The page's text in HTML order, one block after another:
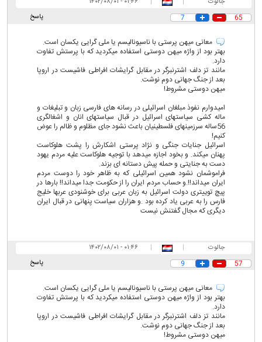
پاسخ
65
7
معانی میهن پرستی با ناسیونالیسم یا ملی گرایی یکسان است.
بهتر بود از واژه میهن دوستی استفاده میکردید که با پرستش تفاوت
دارد.
مانند تز دلف اشترنبرگر در مقابل گرایشات افراطی فاشیست در اروپا
بعد از جنگ جهانی دوم نوشت.
میهن دوستی مشروط!
امیدوارم نفوذ مبلغان اسرائیلی در رسانه های فارسی زبان و تبلیغات و
ماله کشی سیاستهای اسرائیل در قبال سیاستهای انان و اشغالگری
56ساله سرزمینهای فلسطینیان باعث نشود جای مظلوم و ظالم را عوض
کنیم!
اسرائیل جنایات جنگی و نژاد پرستی اشکارش را پشت هلوکاست
پهنان میکند. و بخود اجازه میدهد با توجیه هلوکاست علیه مردم یهود
دست به جنایتی و حمله پیش دستانه ای بزند.
فراموشمان نشود همین اسرائیلی که به ظاهر خود را دوست مردم
ایران میداند!!.و حساب مردم ایران را از حکومت جدا میداند!! بارها در
پیچ توییتری دولت اسرائیل به زبان عربی برای خوشنودی عربها خلیج
فارس را به عربی یاد کرده بود .و هزاران سیاست پنهانی در قبال ایران
دیگری که مجال گفتنش نیست
جالوت |
|
۰۱:۴۶ - ۱۴۰۲/۰۸/۰۱
پاسخ
57
9
معانی میهن پرستی با ناسیونالیسم یا ملی گرایی یکسان است.
بهتر بود از واژه میهن دوستی استفاده میکردید که با پرستش تفاوت
دارد.
مانند تز دلف اشترنبرگر در مقابل گرایشات افراطی فاشیست در اروپا
بعد از جنگ جهانی دوم نوشت.
میهن دوستی مشروط!